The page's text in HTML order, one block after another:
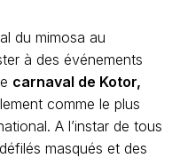
du mimosa au
à des événements
carnaval de Kotor,
comme le plus
A l’instar de tous
masqués et des